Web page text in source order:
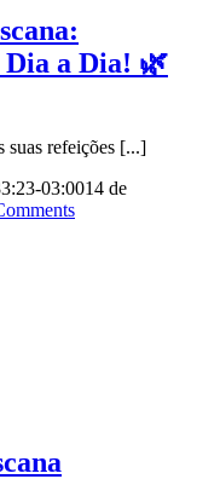
a Dia! 🌿
suas refeições [...]
03:0014 de